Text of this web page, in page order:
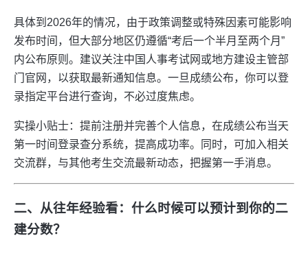
具体到2026年的情况，由于政策调整或特殊因素可能影响
发布时间，但大部分地区仍遵循“考后一个半月至两个月”
内公布原则。建议关注中国人事考试网或地方建设主管部
门官网，以获取最新通知信息。一旦成绩公布，你可以登
录指定平台进行查询，不必过度焦虑。
实操小贴士：提前注册并完善个人信息，在成绩公布当天
第一时间登录查分系统，提高成功率。同时，可加入相关
交流群，与其他考生交流最新动态，把握第一手消息。
二、从往年经验看：什么时候可以预计到你的二
建分数？